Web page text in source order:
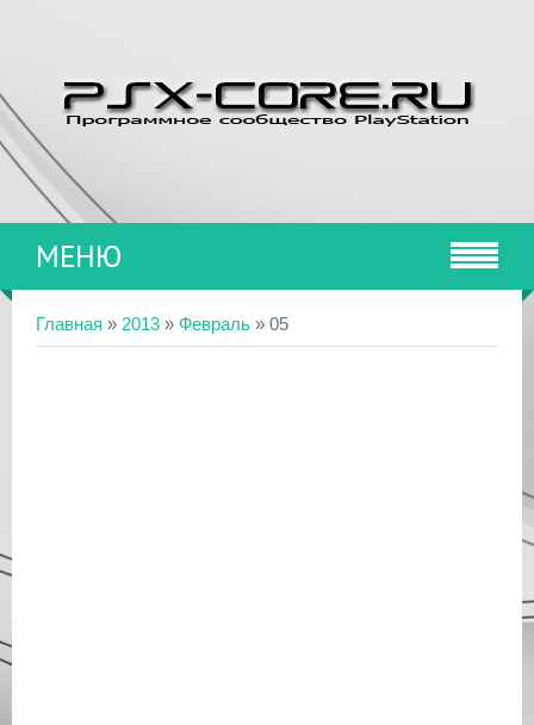
МЕНЮ
Главная » 2013 » Февраль » 05